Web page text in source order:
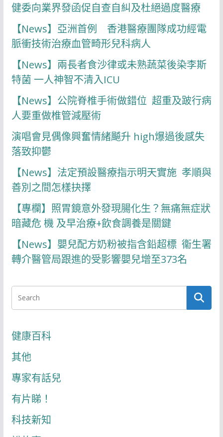
健委向業界發函促自查自糾及杜絕過度醫療
【News】亞洲首例 香港醫療團隊成功經電
脈衝技術治療血管畸形兒科病人
【News】兩長者食沙律或未熟蔬菜後染李斯
特菌 一人神智不清入ICU
【News】公院脊椎手術做錯位 超重及跛行病
人要重做椎管減壓術
演唱會見偶像興奮情緒飇升 high爆過後感失
落致抑鬱
【News】法定預設醫療指示明天實施 孝順與
善別之間怎樣抉擇
【專欄】照胃鏡意外發現腸化生？無痛無症狀
暗藏危 機 及早治療+飲食調養是關鍵
【News】嬰兒配方奶粉被指含鉛超標 衞生署
轉介醫管局跟進的受影響嬰兒增至373名
健康百科
其他
專家有話兒
有片睇！
科技新知